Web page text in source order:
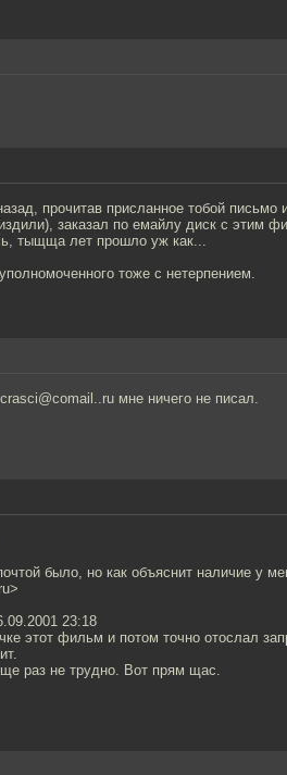
прочитав присланное тобой письмо
заказал по емайлу диск с этим
тыщща лет прошло уж как...
тоже с нетерпением.
мне ничего не писал.
было, но как объяснит наличие у
23:18
этот фильм и потом точно отослал
раз не трудно. Вот прям щас.